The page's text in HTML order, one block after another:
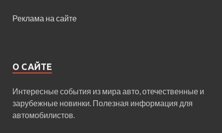
Реклама на сайте
О САЙТЕ
Интересные события из мира авто, отечественные и
зарубежные новинки. Полезная информация для
автомобилистов.